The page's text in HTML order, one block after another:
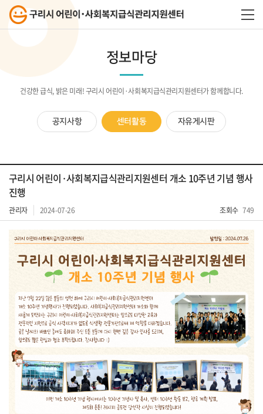
정보마당
건강한 급식, 밝은 미래! 구리시 어린이·사회복지급식관리지원센터가 함께합니다.
공지사항 센터활동 자유게시판
구리시 어린이·사회복지급식관리지원센터 개소 10주년 기념 행사
진행
관리자 2024-07-26 조회수 749